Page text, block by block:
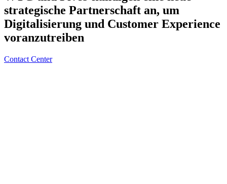
strategische Partnerschaft an, um
Digitalisierung und Customer Experience
voranzutreiben
Contact Center